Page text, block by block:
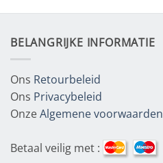
BELANGRIJKE INFORMATIE
Ons Retourbeleid
Ons Privacybeleid
OnzeAlgemene voorwaarden
Betaal veilig met :